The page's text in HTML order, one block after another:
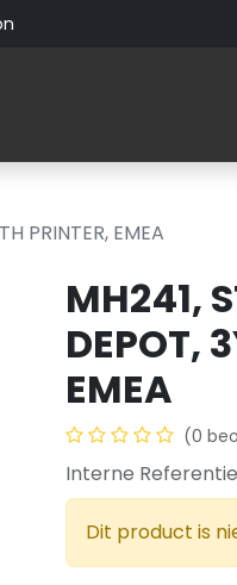
PRINTER, EMEA
MH241,
DEPOT,
EMEA
(0
Interne
Dit product is